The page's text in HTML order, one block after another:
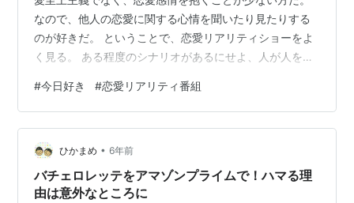
なので、他人の恋愛に関する心情を聞いたり見たりする
のが好きだ。 ということで、恋愛リアリティショーをよ
く見る。 ある程度のシナリオがあるにせよ、人が人を好
涙出ちゃうくらい好きになっちゃんだ？信じられな
い・・・ と毎回思ってみている「今日好き」という番
組。 いちいち感情に揺さぶられて大変な思いしている様
子を 私はどこかで見下しているのだろう。 冷静でいた
い。
#今日好き #恋愛リアリティ番組
ひかまめ • 6年前
バチェロレッテをアマゾンプライムで！ハマる理
由は意外なところに